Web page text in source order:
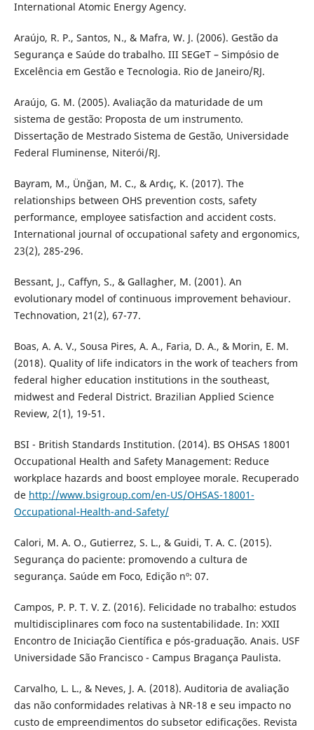
International Atomic Energy Agency.
Araújo, R. P., Santos, N., & Mafra, W. J. (2006). Gestão da
Segurança e Saúde do trabalho. III SEGeT – Simpósio de
Excelência em Gestão e Tecnologia. Rio de Janeiro/RJ.
Araújo, G. M. (2005). Avaliação da maturidade de um
sistema de gestão: Proposta de um instrumento.
Dissertação de Mestrado Sistema de Gestão, Universidade
Federal Fluminense, Niterói/RJ.
Bayram, M., Ünğan, M. C., & Ardıç, K. (2017). The
relationships between OHS prevention costs, safety
performance, employee satisfaction and accident costs.
International journal of occupational safety and ergonomics,
23(2), 285-296.
Bessant, J., Caffyn, S., & Gallagher, M. (2001). An
evolutionary model of continuous improvement behaviour.
Technovation, 21(2), 67-77.
Boas, A. A. V., Sousa Pires, A. A., Faria, D. A., & Morin, E. M.
(2018). Quality of life indicators in the work of teachers from
federal higher education institutions in the southeast,
midwest and Federal District. Brazilian Applied Science
Review, 2(1), 19-51.
BSI - British Standards Institution. (2014). BS OHSAS 18001
Occupational Health and Safety Management: Reduce
workplace hazards and boost employee morale. Recuperado
de http://www.bsigroup.com/en-US/OHSAS-18001-
Occupational-Health-and-Safety/
Calori, M. A. O., Gutierrez, S. L., & Guidi, T. A. C. (2015).
Segurança do paciente: promovendo a cultura de
segurança. Saúde em Foco, Edição nº: 07.
Campos, P. P. T. V. Z. (2016). Felicidade no trabalho: estudos
multidisciplinares com foco na sustentabilidade. In: XXII
Encontro de Iniciação Científica e pós-graduação. Anais. USF
Universidade São Francisco - Campus Bragança Paulista.
Carvalho, L. L., & Neves, J. A. (2018). Auditoria de avaliação
das não conformidades relativas à NR-18 e seu impacto no
custo de empreendimentos do subsetor edificações. Revista